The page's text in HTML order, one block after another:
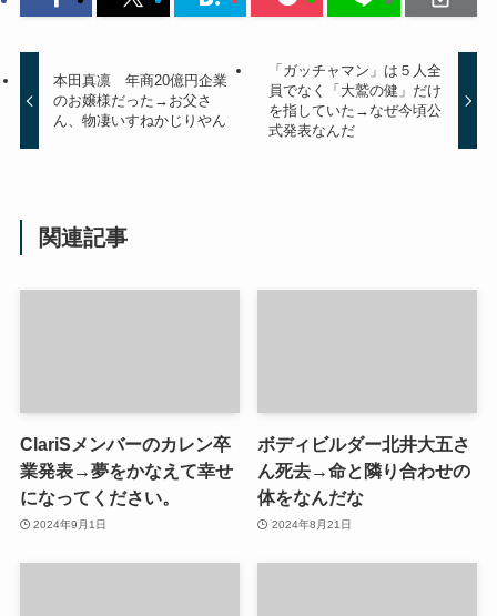
本田真凛 年商20億円企業
のお嬢様だった→お父さ
ん、物凄いすねかじりやん
「ガッチャマン」は５人全
員でなく「大鷲の健」だけ
を指していた→なぜ今頃公
式発表なんだ
関連記事
ClariSメンバーのカレン卒
業発表→夢をかなえて幸せ
になってください。
2024年9月1日
ボディビルダー北井大五さ
ん死去→命と隣り合わせの
体をなんだな
2024年8月21日